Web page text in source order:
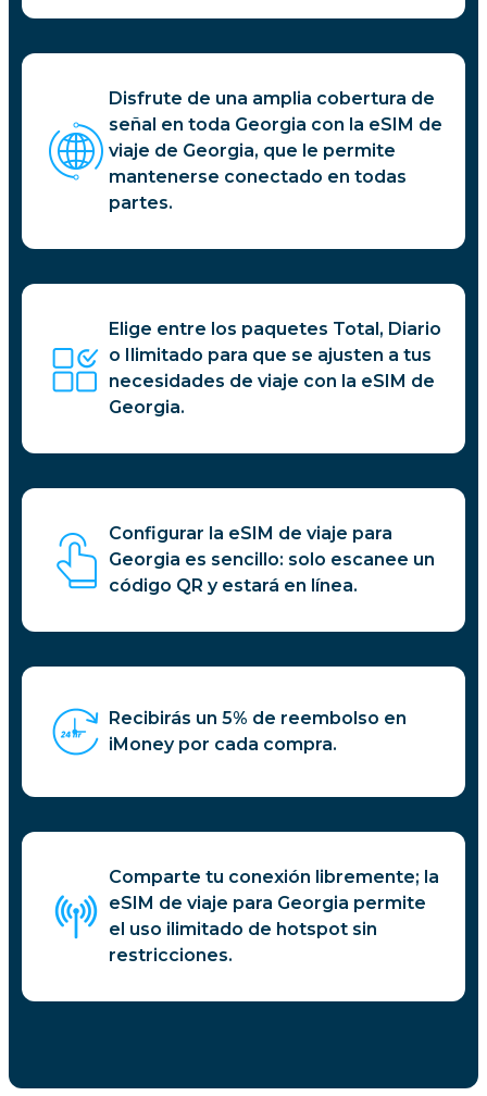
Disfrute de una amplia cobertura de
señal en toda Georgia con la eSIM de
viaje de Georgia, que le permite
mantenerse conectado en todas
partes.
Elige entre los paquetes Total, Diario
o Ilimitado para que se ajusten a tus
necesidades de viaje con la eSIM de
Georgia.
Configurar la eSIM de viaje para
Georgia es sencillo: solo escanee un
código QR y estará en línea.
Recibirás un 5% de reembolso en
iMoney por cada compra.
Comparte tu conexión libremente; la
eSIM de viaje para Georgia permite
el uso ilimitado de hotspot sin
restricciones.